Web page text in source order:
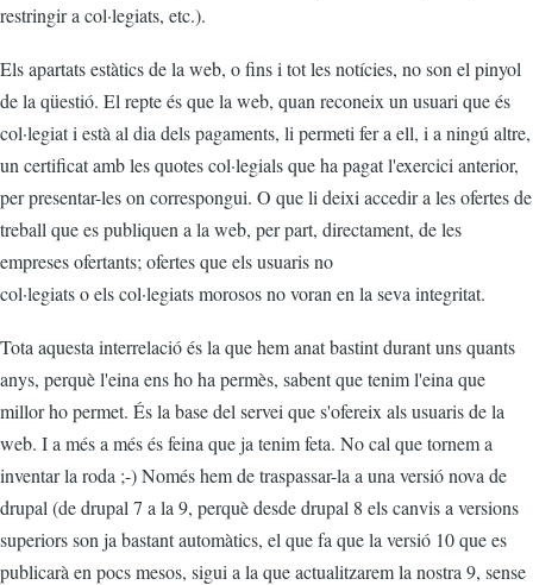
restringir a col·legiats, etc.).
Els apartats estàtics de la web, o fins i tot les notícies, no son el pinyol
de la qüestió. El repte és que la web, quan reconeix un usuari que és
col·legiat i està al dia dels pagaments, li permeti fer a ell, i a ningú altre,
un certificat amb les quotes col·legials que ha pagat l'exercici anterior,
per presentar-les on correspongui. O que li deixi accedir a les ofertes de
treball que es publiquen a la web, per part, directament, de les
empreses ofertants; ofertes que els usuaris no
col·legiats o els col·legiats morosos no voran en la seva integritat.
Tota aquesta interrelació és la que hem anat bastint durant uns quants
anys, perquè l'eina ens ho ha permès, sabent que tenim l'eina que
millor ho permet. És la base del servei que s'ofereix als usuaris de la
web. I a més a més és feina que ja tenim feta. No cal que tornem a
inventar la roda ;-) Només hem de traspassar-la a una versió nova de
drupal (de drupal 7 a la 9, perquè desde drupal 8 els canvis a versions
superiors son ja bastant automàtics, el que fa que la versió 10 que es
publicarà en pocs mesos, sigui a la que actualitzarem la nostra 9, sense